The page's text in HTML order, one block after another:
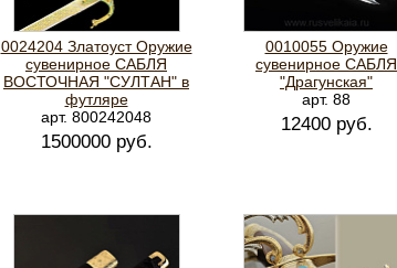
0024204 Златоуст Оружие
сувенирное САБЛЯ
ВОСТОЧНАЯ "СУЛТАН" в
футляре
арт. 800242048
1500000 руб.
0010055 Оружие
сувенирное САБЛЯ
"Драгунская"
арт. 88
12400 руб.